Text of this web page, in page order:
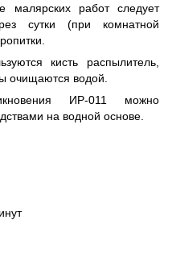
малярских работ следует
сутки (при комнатной
кисть распылитель,
очищаются водой.
ИР-011 можно
на водной основе.